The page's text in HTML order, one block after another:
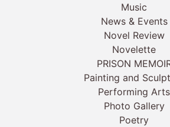
Music
News & Events
Novel Review
Novelette
PRISON
Painting and
Performing Arts
Photo Gallery
Poetry